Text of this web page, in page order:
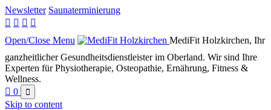
Newsletter Saunaterminierung
   
Open/Close Menu
MediFit Holzkirchen, Ihr
ganzheitlicher Gesundheitsdienstleister im Oberland. Wir sind Ihre
Experten für Physiotherapie, Osteopathie, Ernährung, Fitness &
Wellness.
 0 
Skip to content